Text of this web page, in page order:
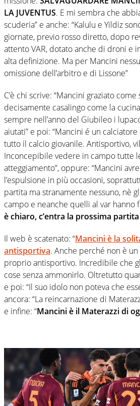
LA JUVENTUS. E mi sembra che
scuderia” e anche: “Kalulu e Yildiz
giornate, previo rosso diretto, dopo
attento VAR, dotato anche di droni e
alta definizione. Ma per Mancini
omissione dell’arbitro e di Lissone”
C’è chi scrive: “Mancini graziato
decisamente casalingo come la
sempre nell’anno del Giubileo i
aiutati” e poi: “Mancini é un
tutto il calcio giovanile. Antisportivo,
Inconcepibile vedere in campo tutte
atteggiamento”, oppure: “Mancini
l’espulsione in più occasioni,
partita ma stranamente nessuno, nè
campo e neanche quelli al var hanno
è chiaro, c’entra la prossima
Il web è scatenato: “Mancini è la
antisportiva. Anche perché non è
proprio antisportivo. Incredibile che
cose senza ammonirlo. Oltretutto
e poi: “Il suo idolo non poteva che
ancora: “La reincarnazione di
e infine: “Mancini è il Materazzi di